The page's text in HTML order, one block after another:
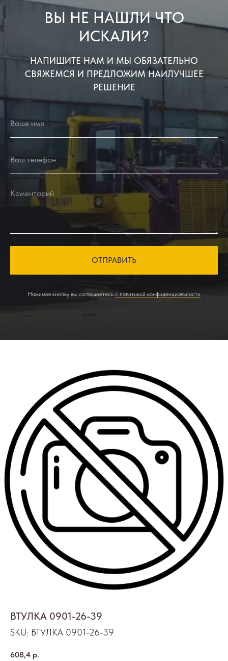
ВЫ НЕ НАШЛИ ЧТО
ИСКАЛИ?
НАПИШИТЕ НАМ И МЫ ОБЯЗАТЕЛЬНО
СВЯЖЕМСЯ И ПРЕДЛОЖИМ НАИЛУЧШЕЕ
РЕШЕНИЕ
ОТПРАВИТЬ
Нажимая кнопку вы соглашаетесь с политикой конфиденциальности
ВТУЛКА 0901-26-39
SKU: ВТУЛКА 0901-26-39
608,4 р.